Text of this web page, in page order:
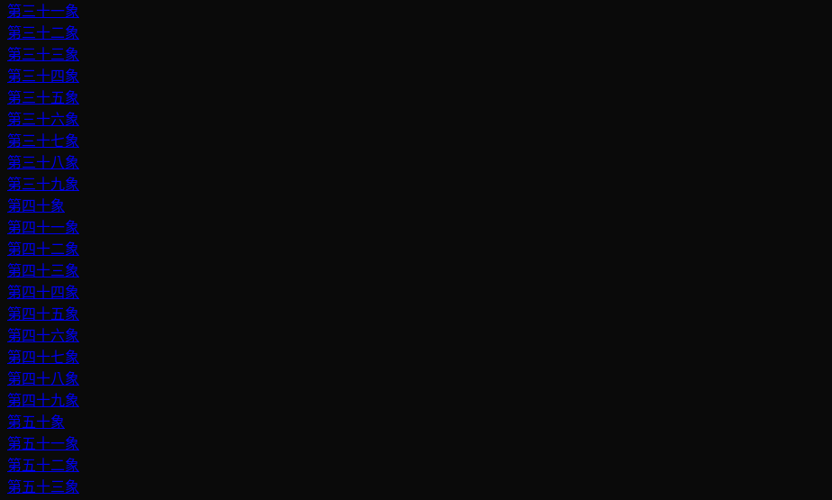
第三十一象
第三十二象
第三十三象
第三十四象
第三十五象
第三十六象
第三十七象
第三十八象
第三十九象
第四十象
第四十一象
第四十二象
第四十三象
第四十四象
第四十五象
第四十六象
第四十七象
第四十八象
第四十九象
第五十象
第五十一象
第五十二象
第五十三象